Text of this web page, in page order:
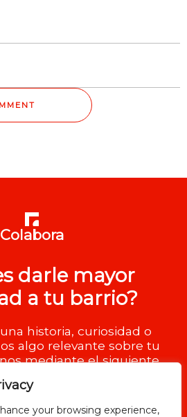
your browsing experience,
Colabora
darle mayor
a tu barrio?
historia, curiosidad o
algo relevante sobre tu
mediante el siguiente